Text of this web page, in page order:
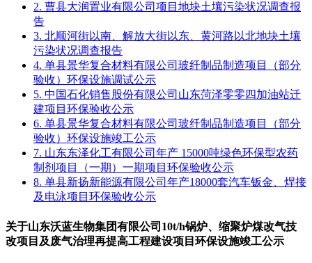
2. 曹县大润置业有限公司项目地块土壤污染状况调查报
告
3. 北顺河街以南、解放大街以东、黄河路以北地块土壤
污染状况调查报告
4. 单县景华复合材料有限公司玻纤制品制造项目（部分
验收）环保设施调试公示
5. 中国石化销售股份有限公司山东菏泽零零四加油站迁
建项目环保验收公示
6. 单县景华复合材料有限公司玻纤制品制造项目（部分
验收）环保设施竣工公示
7. 山东东泽化工有限公司年产 15000吨绿色环保型农药
制剂项目（一期）一期项目环保验收公示
8. 单县新扬新能源有限公司年产18000套汽车钣金、焊接
及电泳项目环保验收公示
关于山东沃蓝生物集团有限公司10t/h锅炉、缩聚炉煤改气技
改项目及废气治理再提高工程建设项目环保设施竣工公示